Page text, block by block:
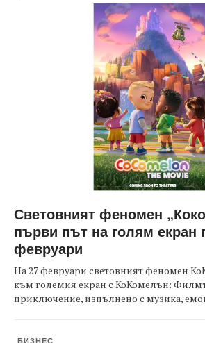
Световният феномен
първи път на голям екран
февруари
На 27 февруари световният феномен
към големия екран с КоКомелън:
приключение, изпълнено с музика,
БИЗНЕС